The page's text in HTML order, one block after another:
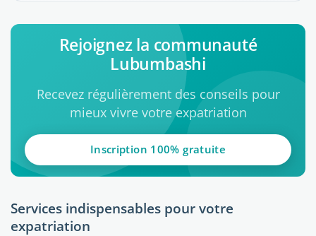
Rejoignez la communauté
Lubumbashi
Recevez régulièrement des conseils pour
mieux vivre votre expatriation
Inscription 100% gratuite
Services indispensables pour votre
expatriation